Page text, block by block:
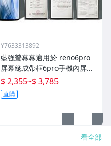
Y7633313892
藍強螢幕幕適用於 reno6pro
屏幕總成帶框6pro手機內屏外
屏修復碎屏觸摸顯示屏o 拆機
更換液晶玻璃維
$ 2,355~$ 3,785
直購
看全部